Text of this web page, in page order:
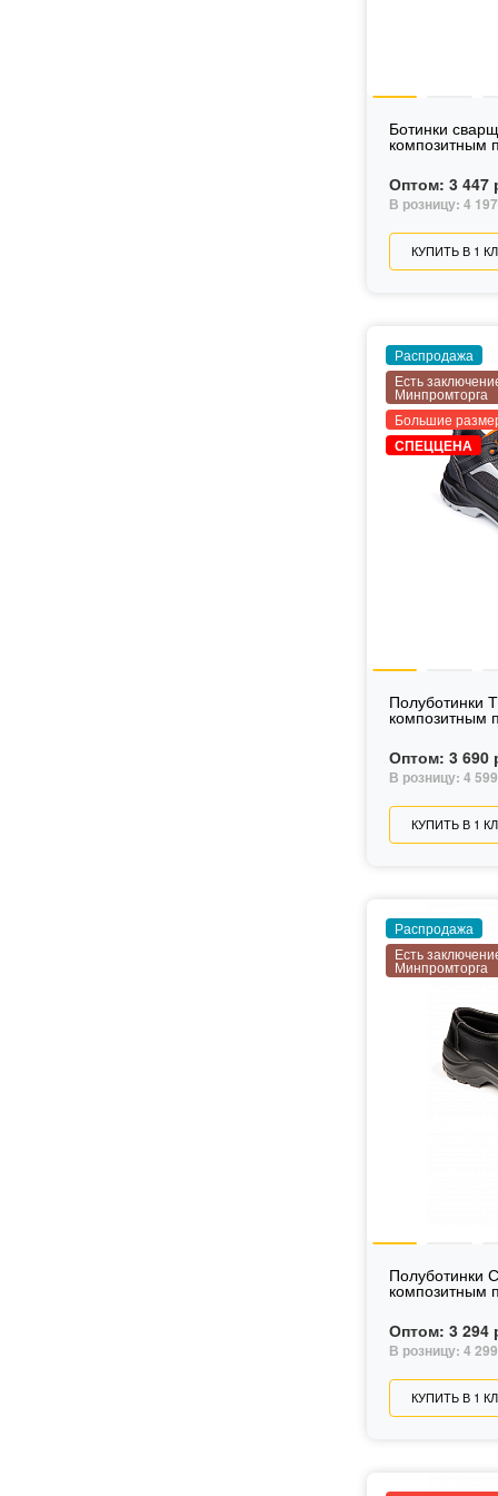
Ботинки
композитным
Оптом: 3 447
В розницу: 4
КУПИТЬ В 1
Распродажа
Есть
Минпромторга
Большие
СПЕЦЦЕНА
Полуботинки
композитным
Оптом: 3 690
В розницу: 4
КУПИТЬ В 1
Распродажа
Есть
Минпромторга
Полуботинки
композитным
Оптом: 3 294
В розницу: 4
КУПИТЬ В 1